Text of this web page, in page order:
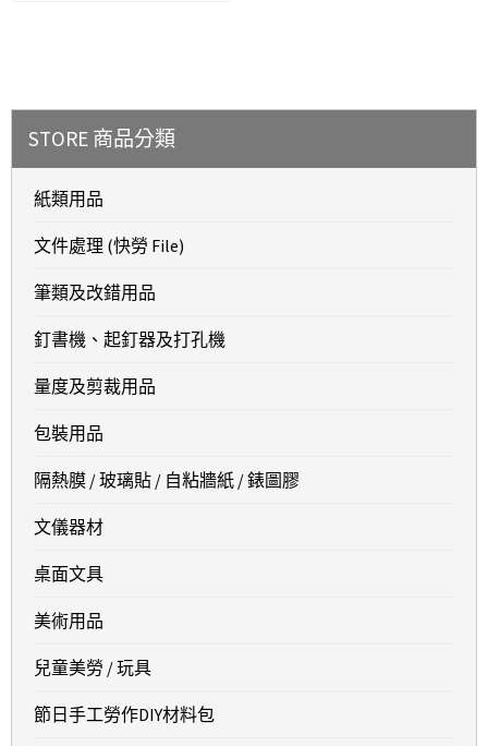
STORE 商品分類
紙類用品
文件處理 (快勞 File)
筆類及改錯用品
釘書機、起釘器及打孔機
量度及剪裁用品
包裝用品
隔熱膜 / 玻璃貼 / 自粘牆紙 / 錶圖膠
文儀器材
桌面文具
美術用品
兒童美勞 / 玩具
節日手工勞作DIY材料包